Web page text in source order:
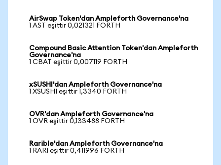
AirSwap Token'dan Ampleforth Governance'na
1 AST eşittir 0,021321 FORTH
Compound Basic Attention Token'dan Ampleforth
Governance'na
1 CBAT eşittir 0,007119 FORTH
xSUSHI'dan Ampleforth Governance'na
1 XSUSHI eşittir 1,3340 FORTH
OVR'dan Ampleforth Governance'na
1 OVR eşittir 0,133488 FORTH
Rarible'dan Ampleforth Governance'na
1 RARI eşittir 0,411996 FORTH